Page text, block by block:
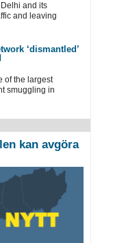
and its
and leaving
‘dismantled’
of the largest
smuggling in
kan avgöra